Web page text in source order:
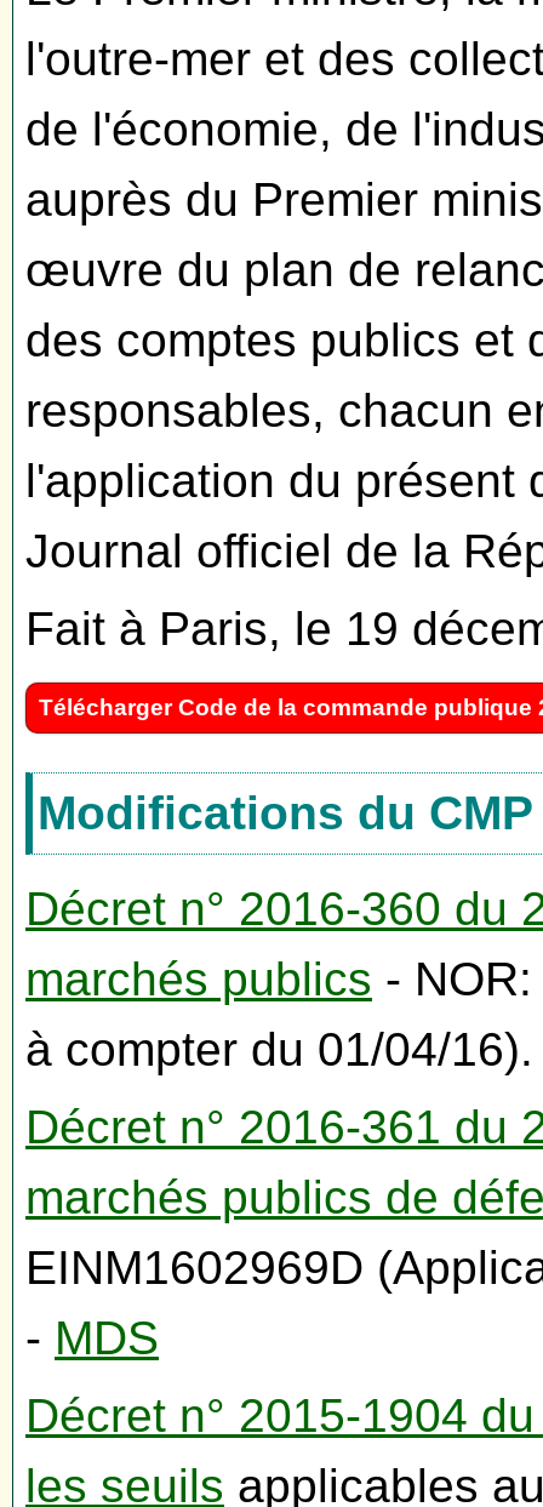
l'outre-mer et des
de l'économie, de
auprès du Premier
œuvre du plan de
des comptes publics et
responsables, chacun
l'application du présent
Journal officiel de la
Fait à Paris, le 19
Télécharger Code de la commande publique
Modifications du
Décret n° 2016-360 du
marchés publics -
à compter du 01/04/16).
Décret n° 2016-361 du
marchés publics de
EINM1602969D
- MDS
Décret n° 2015-1904
les seuils applicables